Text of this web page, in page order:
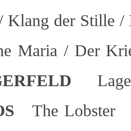
Klang der Stille
Maria / Der
The Lobster